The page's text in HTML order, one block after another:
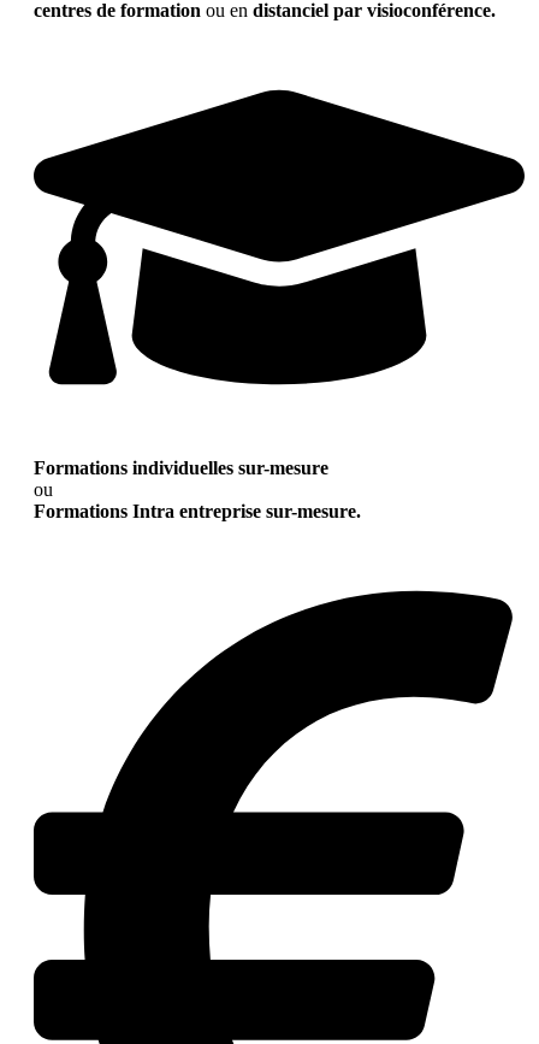
centres de formation ou en distanciel par visioconférence.
Formations individuelles sur-mesure
ou
Formations Intra entreprise sur-mesure.